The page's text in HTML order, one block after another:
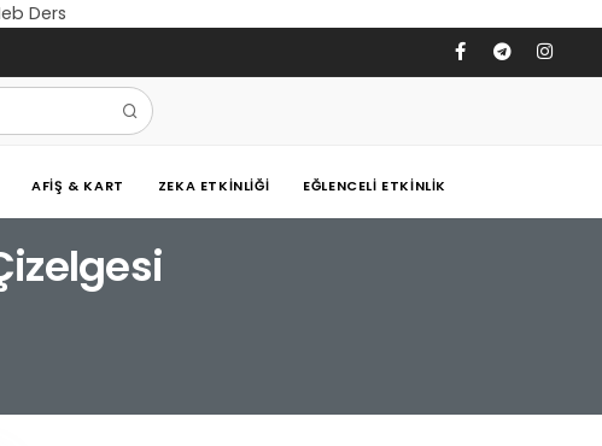
Ders
AFIŞ & KART ZEKA ETKINLIĞI EĞLENCELI ETKINLIK